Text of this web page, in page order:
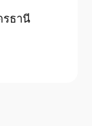
รธานี